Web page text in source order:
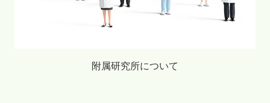
附属研究所について